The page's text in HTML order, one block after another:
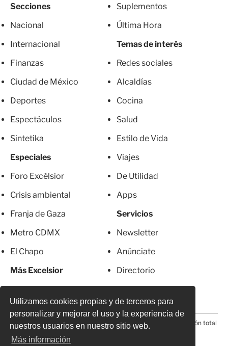
Utilizamos cookies propias y de terceros para
personalizar y mejorar el uso y la experiencia de
nuestros usuarios en nuestro sitio web.
Más información
Secciones
Nacional
Internacional
Finanzas
Ciudad de México
Deportes
Espectáculos
Sintetika
Especiales
Foro Excélsior
Crisis ambiental
Franja de Gaza
Metro CDMX
El Chapo
Más Excelsior
Suplementos
Última Hora
Temas de interés
Redes sociales
Alcaldías
Cocina
Salud
Estilo de Vida
Viajes
De Utilidad
Apps
Servicios
Newsletter
Anúnciate
Directorio
© 2026 Todos los derechos reservados. Prohibida la reproducción total
o parcial, incluyendo cualquier medio electrónico*